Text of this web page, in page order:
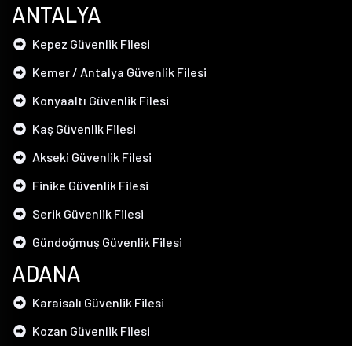
ANTALYA
Kepez Güvenlik Filesi
Kemer / Antalya Güvenlik Filesi
Konyaaltı Güvenlik Filesi
Kaş Güvenlik Filesi
Akseki Güvenlik Filesi
Finike Güvenlik Filesi
Serik Güvenlik Filesi
Gündoğmuş Güvenlik Filesi
ADANA
Karaisalı Güvenlik Filesi
Kozan Güvenlik Filesi